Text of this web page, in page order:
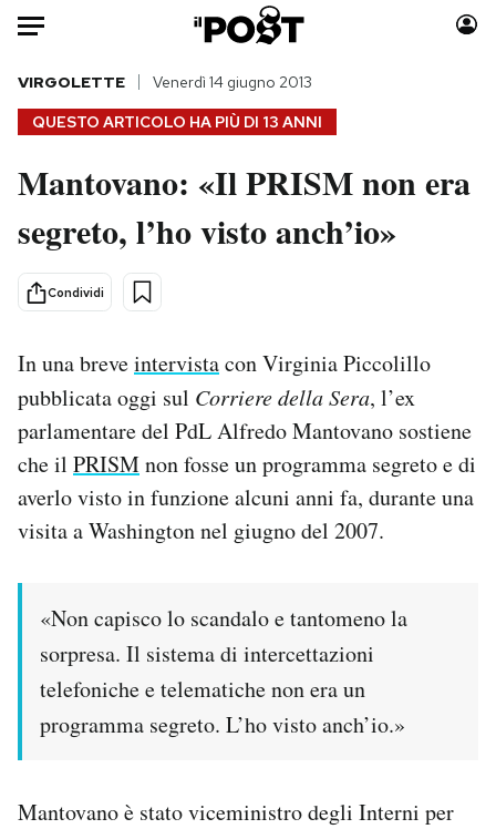
Auto
HOME
Italia
Politica
Tecnologia
Internet
Cultura
Economia
Sport
Moda
Consumismi
Europa
Altrecose
Mondiali calcio 2026
PODCAST
NEWSLETTER
I MIEI PREFERITI
QUESTO ARTICOLO HA PIÙ DI 13 ANNI
VIRGOLETTE Venerdì 14 giugno 2013
Mantovano: «Il PRISM non era
segreto, l’ho visto anch’io»
Condividi
In una breveintervistacon Virginia Piccolillo
pubblicata oggi sul Corriere della Sera, l’ex
parlamentare del PdL Alfredo Mantovano sostiene
che il PRISMnon fosse un programma segreto e di
averlo visto in funzione alcuni anni fa, durante una
visita a Washington nel giugno del 2007.
«Non capisco lo scandalo e tantomeno la
sorpresa. Il sistema di intercettazioni
telefoniche e telematiche non era un
programma segreto. L’ho visto anch’io.»
Mantovano è stato viceministro degli Interni per